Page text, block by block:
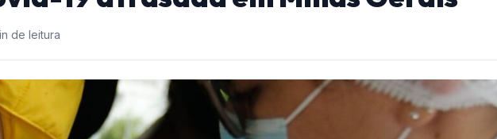
de leitura